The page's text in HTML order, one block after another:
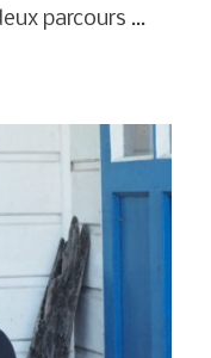
parcours …